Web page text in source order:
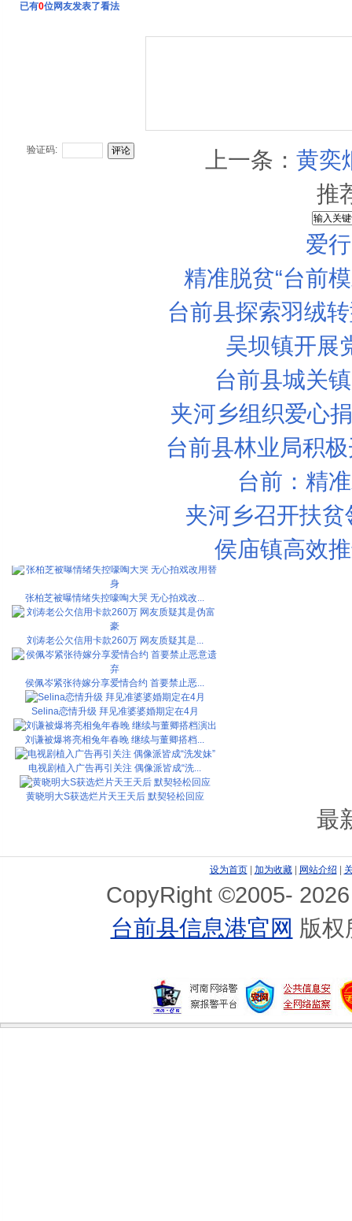
已有0位网友发表了看法
验证码: 上一条： 黄奕
推
爱
精准脱贫“台前
台前县探索羽绒
吴坝镇开展
台前县城关
夹河乡组织爱心
台前县林业局积
台前：精
夹河乡召开扶贫
侯庙镇高效
中国原创音乐大赛将在濮阳市举行
123爱乐网 中国百强琴行·音乐培训机构...
林俊杰力挺大本营15周年 劲歌热舞压轴亮相
张柏芝被曝情绪失控嚎啕大哭 无心拍戏改...
刘涛老公欠信用卡款260万 网友质疑其是...
侯佩岑紧张待嫁分享爱情合约 首要禁止恶...
Selina恋情升级 拜见准婆婆婚期定在4月
刘谦被爆将亮相兔年春晚 继续与董卿搭档...
电视剧植入广告再引关注 偶像派皆成“洗...
黄晓明大S获选烂片天王天后 默契轻松回应
舒淇《全城戒备》不传戏外情 否认影射侯...
台湾综艺圈男星很黄很暴力 召妓吸毒搞3P
林志玲抗税案开庭无结论 双方僵持下月将...
最
设为首页| 加为收藏| 网站介绍 |
CopyRight ©2005-
台前县信息港官网 版权